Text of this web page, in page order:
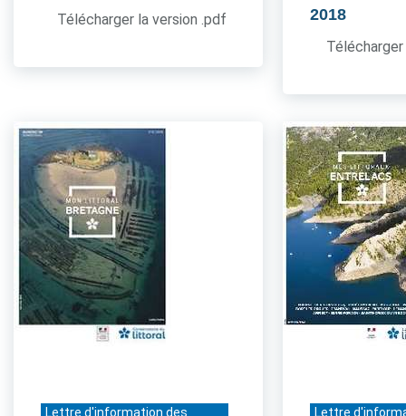
Télécharger la version .pdf
2018
Lettre d'information des
Lettre